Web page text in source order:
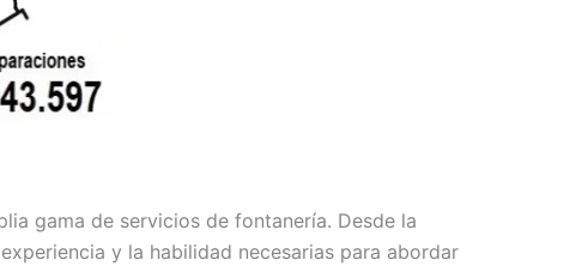
gama de servicios de fontanería. Desde la
y la habilidad necesarias para abordar